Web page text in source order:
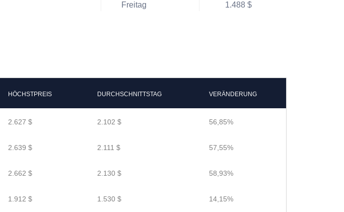
Freitag
1.488 $
HÖCHSTPREIS DURCHSCHNITTSTAG VERÄNDERUNG
2.627 $ 2.102 $ 56,85%
2.639 $ 2.111 $ 57,55%
2.662 $ 2.130 $ 58,93%
1.912 $ 1.530 $ 14,15%